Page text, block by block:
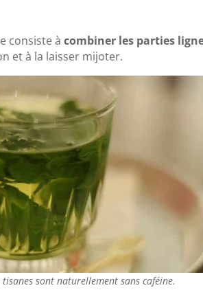
consiste à combiner les parties
et à la laisser mijoter.
tisanes sont naturellement sans caféine.